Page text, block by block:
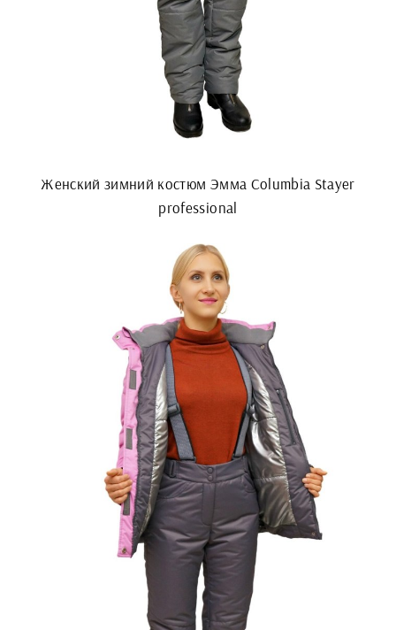
Женский зимний костюм Эмма Columbia Stayer
professional